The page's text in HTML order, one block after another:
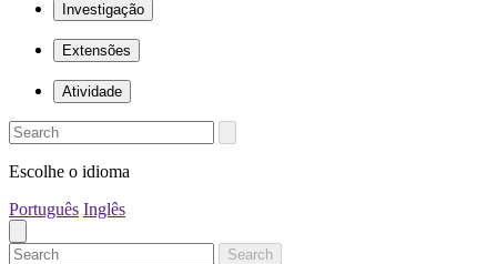
Investigação
Extensões
Atividade
Escolhe o idioma
Português Inglês
Search